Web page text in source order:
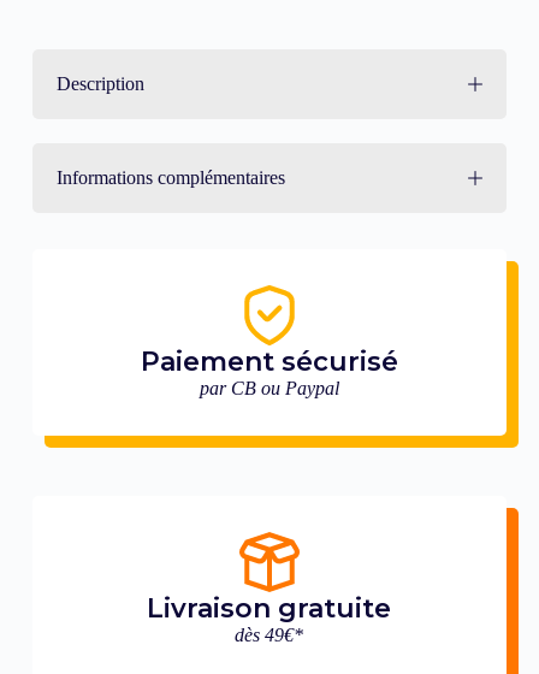
Description
Informations complémentaires
Paiement sécurisé
par CB ou Paypal
Livraison gratuite
dès 49€*